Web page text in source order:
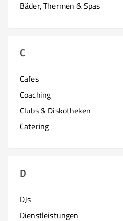
Bäder, Thermen & Spas
C
Cafes
Coaching
Clubs & Diskotheken
Catering
D
DJs
Dienstleistungen